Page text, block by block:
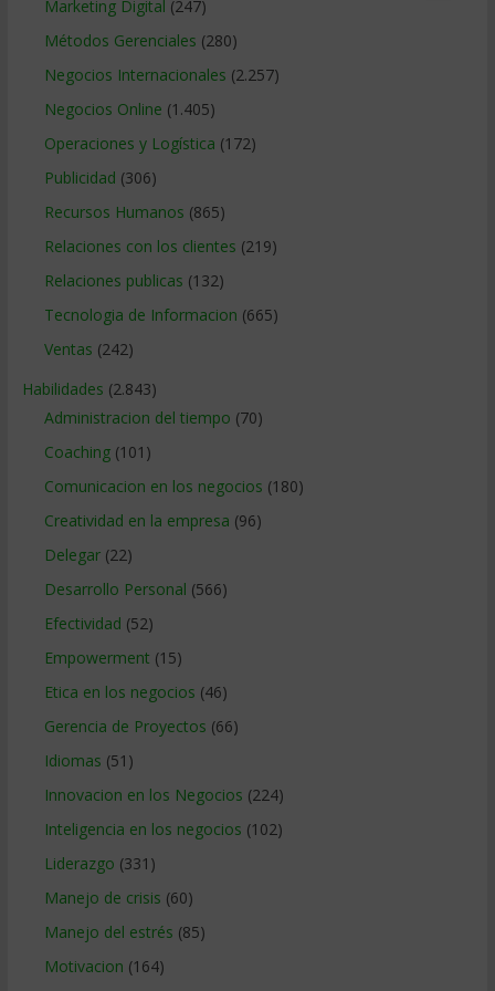
Marketing Digital (247)
Métodos Gerenciales (280)
Negocios Internacionales (2.257)
Negocios Online (1.405)
Operaciones y Logística (172)
Publicidad (306)
Recursos Humanos (865)
Relaciones con los clientes (219)
Relaciones publicas (132)
Tecnologia de Informacion (665)
Ventas (242)
Habilidades (2.843)
Administracion del tiempo (70)
Coaching(101)
Comunicacion en los negocios (180)
Creatividad en la empresa (96)
Delegar(22)
Desarrollo Personal (566)
Efectividad (52)
Empowerment (15)
Etica en los negocios (46)
Gerencia de Proyectos (66)
Idiomas (51)
Innovacion en los Negocios (224)
Inteligencia en los negocios (102)
Liderazgo (331)
Manejo de crisis (60)
Manejo del estrés (85)
Motivacion (164)